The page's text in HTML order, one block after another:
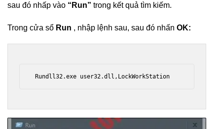
sau đó nhấp vào “Run” trong kết quả tìm kiếm.
Trong cửa sổ Run , nhập lệnh sau, sau đó nhấn OK:
Rundll32.exe user32.dll,LockWorkStation